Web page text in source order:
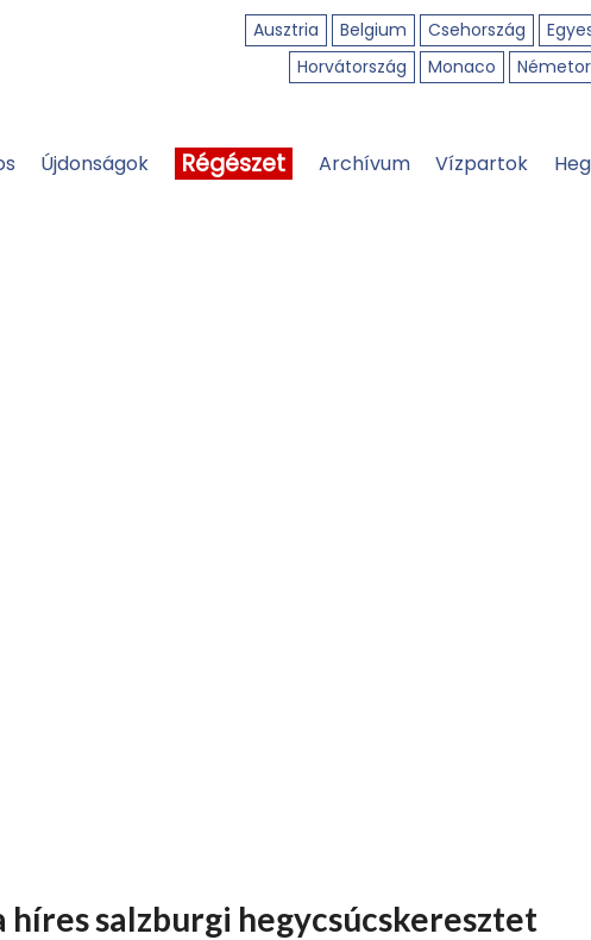
Ausztria Belgium Csehország
Horvátország
Monaco
Újdonságok Régészet Archívum Vízpartok
salzburgi hegycsúcskeresztet